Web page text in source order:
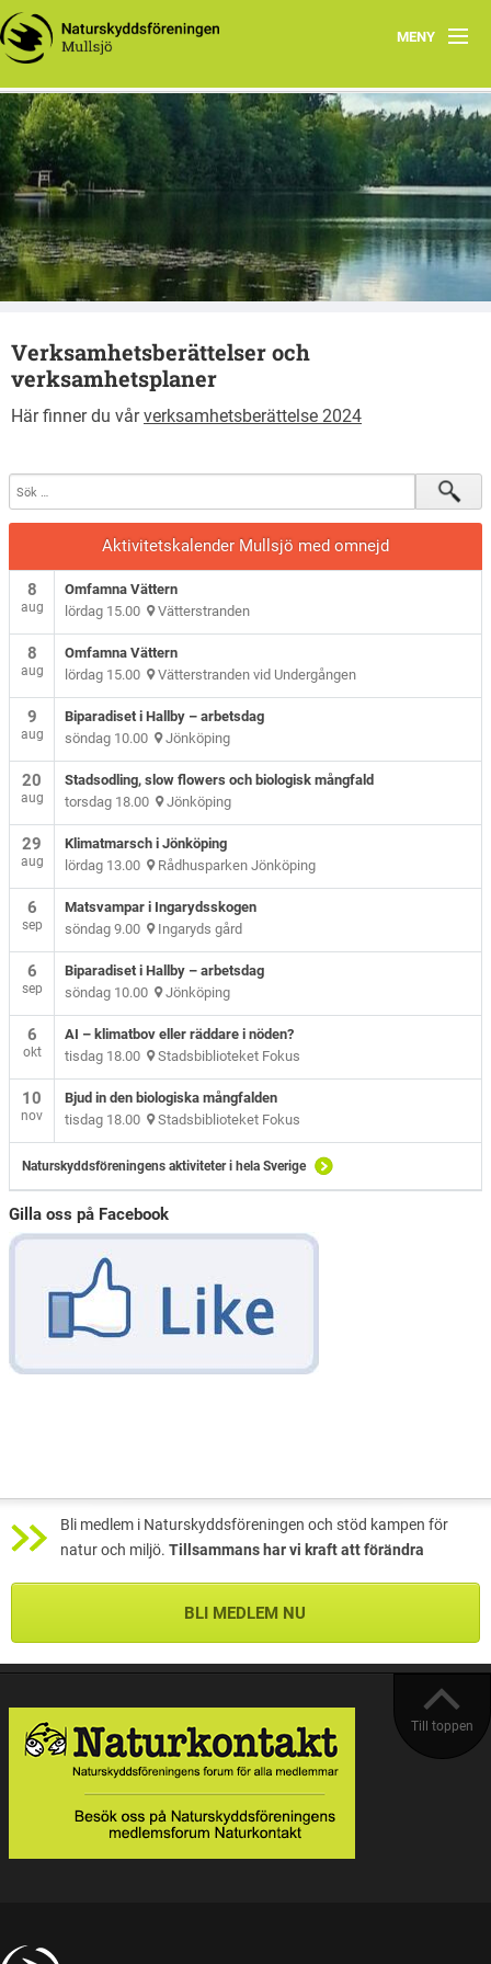
MENY
Hem
Fladdermöss
Granstugan
Kontakt
Styrelsen
Verksamhetsberättelser och verksamhetsplaner
Mullsjö
Naturskyddsföreningens kretswebb MULLSJÖ
Verksamhetsberättelser och
verksamhetsplaner
Här finner du vårverksamhetsberättelse 2024
Aktivitetskalender Mullsjö med omnejd
8
aug
Omfamna Vättern
lördag 15.00 Vätterstranden
8
aug
Omfamna Vättern
lördag 15.00 Vätterstranden vid Undergången
9
aug
Biparadiset i Hallby – arbetsdag
söndag 10.00 Jönköping
20
aug
Stadsodling, slow flowers och biologisk mångfald
torsdag 18.00 Jönköping
29
aug
Klimatmarsch i Jönköping
lördag 13.00 Rådhusparken Jönköping
6
sep
Matsvampar i Ingarydsskogen
söndag 9.00 Ingaryds gård
6
sep
Biparadiset i Hallby – arbetsdag
söndag 10.00 Jönköping
6
okt
AI – klimatbov eller räddare i nöden?
tisdag 18.00 Stadsbiblioteket Fokus
10
nov
Bjud in den biologiska mångfalden
tisdag 18.00 Stadsbiblioteket Fokus
Naturskyddsföreningens aktiviteter i hela Sverige
Gilla oss på Facebook
Bli medlem i Naturskyddsföreningen och stöd kampen för
natur och miljö. Tillsammans har vi kraft att förändra
BLI MEDLEM NU
Till toppen